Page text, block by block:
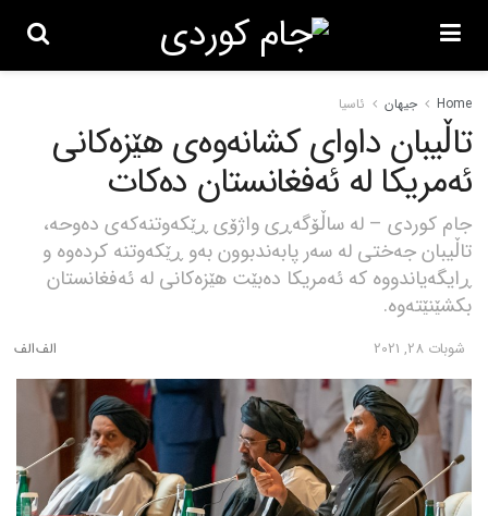
Home جیهان ئاسیا
تاڵیبان داوای کشانەوەی هێزەکانی
ئەمریکا لە ئەفغانستان دەکات
جام کوردی – لە ساڵۆگەڕی واژۆی ڕێکەوتنەکەی دەوحە،
تاڵیبان جەختی لە سەر پابەندبوون بەو ڕێکەوتنە کردەوە و
ڕایگەیاندووە کە ئەمریکا دەبێت هێزەکانی لە ئەفغانستان
بکشێنێتەوە.
شوبات 28, 2021